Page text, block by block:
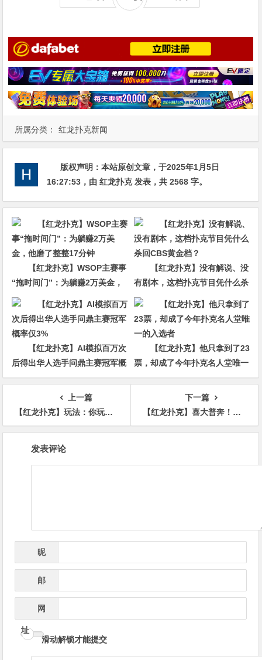
所属分类： 红龙扑克新闻
版权声明：本站原创文章，于2025年1月5日
16:27:53 ，由红龙扑克发表，共 2568 字。
【红龙扑克】WSOP主赛事
“拖时间门”：为躺赚2万美金，
他磨了整整17分钟
【红龙扑克】没有解说、没
有剧本，这档扑克节目凭什么杀
回CBS黄金档？
【红龙扑克】AI模拟百万次
后得出华人选手问鼎主赛冠军概
率仅3%
【红龙扑克】他只拿到了23
票，却成了今年扑克名人堂唯一
的入选者
上一篇
【红龙扑克】玩法：你玩同花64吗？这样玩可以避免犯错
下一篇
【红龙扑克】喜大普奔！扑克正式被官方认定为智力运动！
发表评论
昵
邮
网
址
滑动解锁才能提交